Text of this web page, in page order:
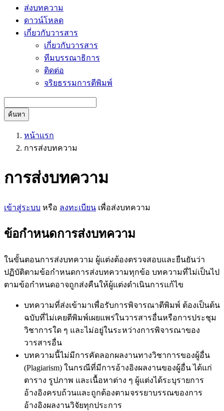
ส่งบทความ
ดาวน์โหลด
เกี่ยวกับวารสาร
เกี่ยวกับวารสาร
ทีมบรรณาธิการ
ติดต่อ
จริยธรรมการตีพิมพ์
ค้นหา
หน้าแรก
การส่งบทความ
การส่งบทความ
เข้าสู่ระบบ หรือ ลงทะเบียน เพื่อส่งบทความ
ข้อกำหนดการส่งบทความ
ในขั้นตอนการส่งบทความ ผู้แต่งต้องตรวจสอบและยืนยันว่า
ปฏิบัติตามข้อกำหนดการส่งบทความทุกข้อ บทความที่ไม่เป็นไป
ตามข้อกำหนดอาจถูกส่งคืนให้ผู้แต่งดำเนินการแก้ไข
บทความที่ส่งเข้ามาเพื่อรับการพิจารณาตีพิมพ์ ต้องเป็นต้น
ฉบับที่ไม่เคยตีพิมพ์เผยแพร่ในวารสารอื่นหรือการประชุม
วิชาการใด ๆ และไม่อยู่ในระหว่างการพิจารณาของ
วารสารอื่น
บทความนี้ไม่มีการคัดลอกผลงานทางวิชาการของผู้อื่น
(Plagiarism) ในกรณีที่มีการอ้างอิงผลงานของผู้อื่น ได้แก่
ตาราง รูปภาพ และเนื้อหาต่าง ๆ ผู้แต่งได้ระบุรายการ
อ้างอิงครบถ้วนและถูกต้องตามจรรยาบรรณของการ
อ้างอิงผลงานวิจัยทุกประการ